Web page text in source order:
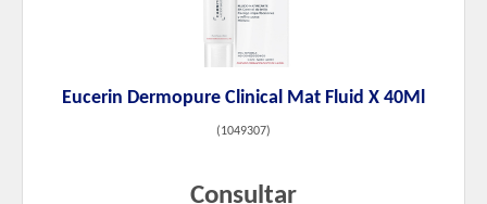
Eucerin Dermopure Clinical Mat Fluid X 40Ml
(1049307)
Consultar